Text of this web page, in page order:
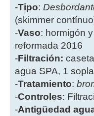
-Tipo:
(skimmer
-Vaso: hormigón
reformada 2016
-Filtración:
agua SPA, 1
-Tratamiento:
-Controles:
-Antigüedad